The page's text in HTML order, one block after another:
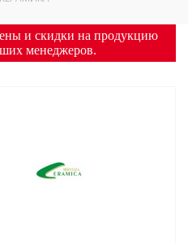
и скидки на продукцию
менеджеров.